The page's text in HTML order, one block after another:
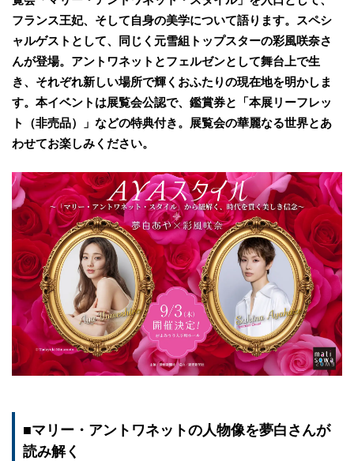
フランス王妃、そして自身の美学について語ります。スペシ
ャルゲストとして、同じく元雪組トップスターの彩風咲奈さ
んが登場。アントワネットとフェルゼンとして舞台上で生
き、それぞれ新しい場所で輝くおふたりの現在地を明かしま
す。本イベントは展覧会公認で、鑑賞券と「本展リーフレッ
ト（非売品）」などの特典付き。展覧会の華麗なる世界とあ
わせてお楽しみください。
■マリー・アントワネットの人物像を夢白さんが
読み解く